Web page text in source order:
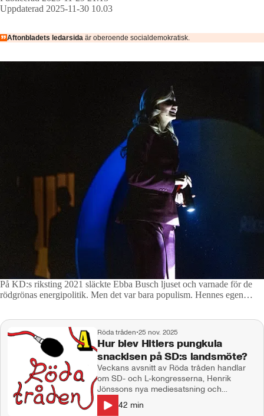
Uppdaterad 2025-11-30 10.03
Aftonbladets ledarsida är oberoende socialdemokratisk.
På KD:s riksting 2021 släckte Ebba Busch ljuset och varnade för de
rödgrönas energipolitik. Men det var bara populism. Hennes egen
Röda tråden•25 nov. 2025
Hur blev Hitlers pungkula
snackisen på SD:s landsmöte?
Veckans avsnitt av Röda tråden handlar
om SD- och L-kongresserna, Henrik
Jönssons nya mediesatsning och
sossekopplade meme-konton. Med
Susanna Kierkegaard, Kalle Sundin och
42 min